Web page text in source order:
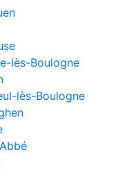
lès-Boulogne
lès-Boulogne